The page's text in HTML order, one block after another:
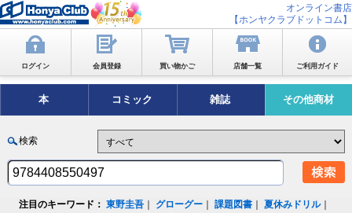
オンライン書店
【ホンヤクラブドットコム】
ログイン 会員登録 買い物かご 店舗一覧 ご利用ガイド
本 コミック 雑誌 その他商材
検索
注目のキーワード： 東野圭吾 グローグー ｜課題図書 ｜夏休みドリル｜